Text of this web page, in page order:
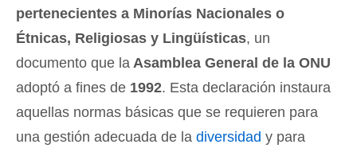
pertenecientes a Minorías Nacionales o
Étnicas, Religiosas y Lingüísticas, un
documento que la Asamblea General de la ONU
adoptó a fines de 1992. Esta declaración instaura
aquellas normas básicas que se requieren para
una gestión adecuada de la diversidad y para